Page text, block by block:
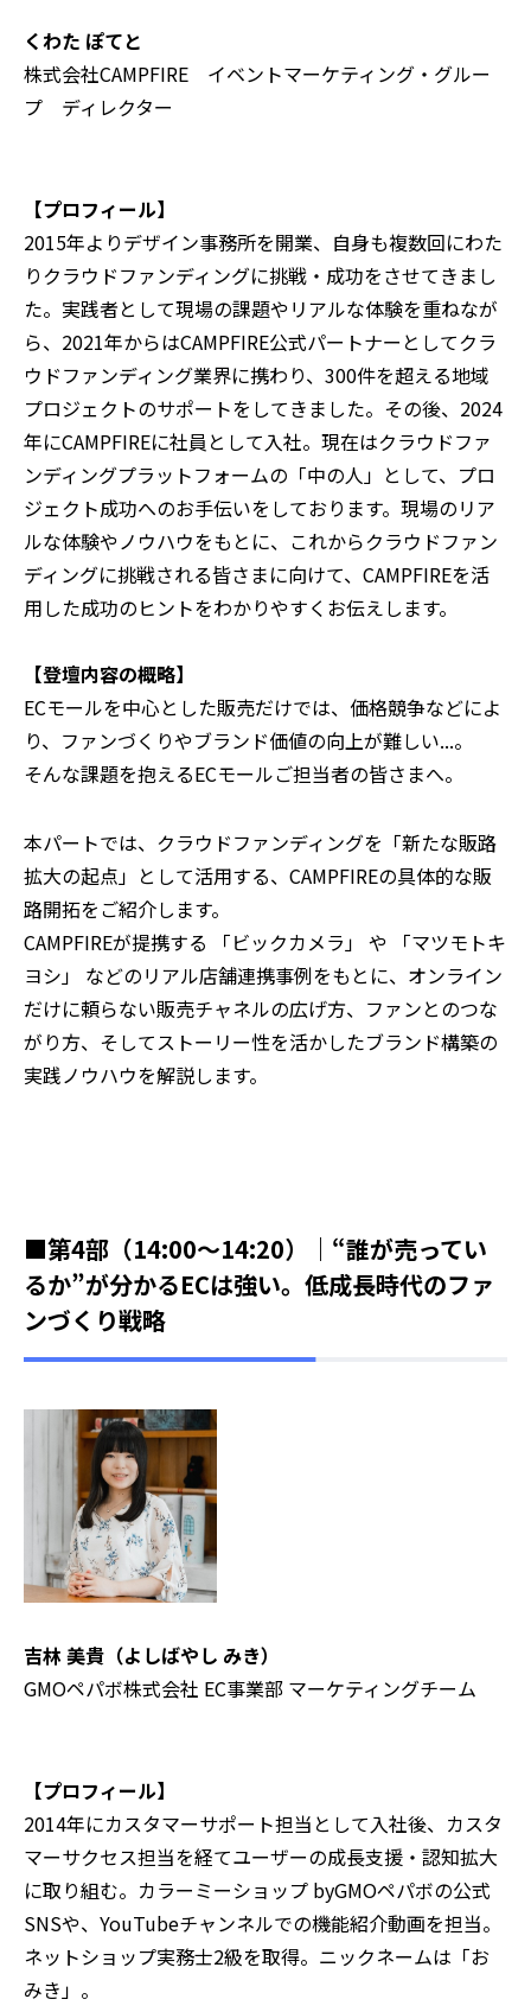
くわた ぽてと
株式会社CAMPFIRE イベントマーケティング・グルー
プ ディレクター
【プロフィール】
2015年よりデザイン事務所を開業、自身も複数回にわた
りクラウドファンディングに挑戦・成功をさせてきまし
た。実践者として現場の課題やリアルな体験を重ねなが
ら、2021年からはCAMPFIRE公式パートナーとしてクラ
ウドファンディング業界に携わり、300件を超える地域
プロジェクトのサポートをしてきました。その後、2024
年にCAMPFIREに社員として入社。現在はクラウドファ
ンディングプラットフォームの「中の人」として、プロ
ジェクト成功へのお手伝いをしております。現場のリア
ルな体験やノウハウをもとに、これからクラウドファン
ディングに挑戦される皆さまに向けて、CAMPFIREを活
用した成功のヒントをわかりやすくお伝えします。
【登壇内容の概略】
ECモールを中心とした販売だけでは、価格競争などによ
り、ファンづくりやブランド価値の向上が難しい...。
そんな課題を抱えるECモールご担当者の皆さまへ。
本パートでは、クラウドファンディングを「新たな販路
拡大の起点」として活用する、CAMPFIREの具体的な販
路開拓をご紹介します。
CAMPFIREが提携する 「ビックカメラ」 や 「マツモトキ
ヨシ」 などのリアル店舗連携事例をもとに、オンライン
だけに頼らない販売チャネルの広げ方、ファンとのつな
がり方、そしてストーリー性を活かしたブランド構築の
実践ノウハウを解説します。
■第4部（14:00～14:20）｜“誰が売ってい
るか”が分かるECは強い。低成長時代のファ
ンづくり戦略
吉林 美貴（よしばやし みき）
GMOペパボ株式会社 EC事業部 マーケティングチーム
【プロフィール】
2014年にカスタマーサポート担当として入社後、カスタ
マーサクセス担当を経てユーザーの成長支援・認知拡大
に取り組む。カラーミーショップ byGMOペパボの公式
SNSや、YouTubeチャンネルでの機能紹介動画を担当。
ネットショップ実務士2級を取得。ニックネームは「お
みき」。